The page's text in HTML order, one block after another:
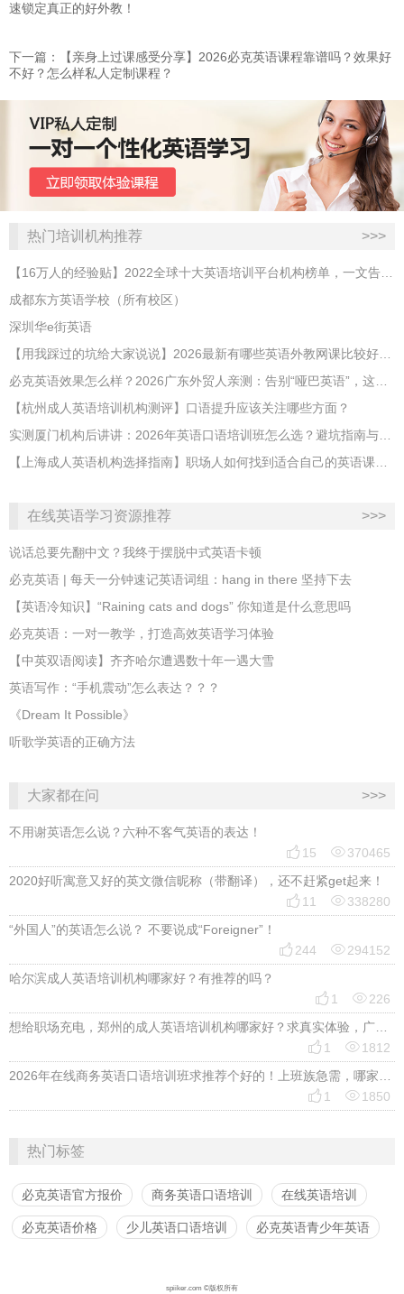
速锁定真正的好外教！
下一篇：【亲身上过课感受分享】2026必克英语课程靠谱吗？效果好
不好？怎么样私人定制课程？
热门培训机构推荐 >>>
【16万人的经验贴】2022全球十大英语培训平台机构榜单，一文告诉你
成都东方英语学校（所有校区）
深圳华e街英语
【用我踩过的坑给大家说说】2026最新有哪些英语外教网课比较好？哪家性价比高？
必克英语效果怎么样？2026广东外贸人亲测：告别“哑巴英语”，这才是成年人最高效的自救指南！
【杭州成人英语培训机构测评】口语提升应该关注哪些方面？
实测厦门机构后讲讲：2026年英语口语培训班怎么选？避坑指南与高效学习新范式
【上海成人英语机构选择指南】职场人如何找到适合自己的英语课程？
在线英语学习资源推荐 >>>
说话总要先翻中文？我终于摆脱中式英语卡顿
必克英语 | 每天一分钟速记英语词组：hang in there 坚持下去
​【英语冷知识】“Raining cats and dogs” 你知道是什么意思吗
必克英语：一对一教学，打造高效英语学习体验
【中英双语阅读】齐齐哈尔遭遇数十年一遇大雪
英语写作：“手机震动”怎么表达？？？
《Dream It Possible》
听歌学英语的正确方法
大家都在问 >>>
不用谢英语怎么说？六种不客气英语的表达！
 15 370465
2020好听寓意又好的英文微信昵称（带翻译），还不赶紧get起来！
 11 338280
“外国人”的英语怎么说？ 不要说成“Foreigner”！
 244 294152
哈尔滨成人英语培训机构哪家好？有推荐的吗？
 1 226
想给职场充电，郑州的成人英语培训机构哪家好？求真实体验，广告勿扰，感谢！
 1 1812
2026年在线商务英语口语培训班求推荐个好的！上班族急需，哪家好？
 1 1850
热门标签
必克英语官方报价 商务英语口语培训 在线英语培训
必克英语价格 少儿英语口语培训 必克英语青少年英语
spiiker.com ©版权所有